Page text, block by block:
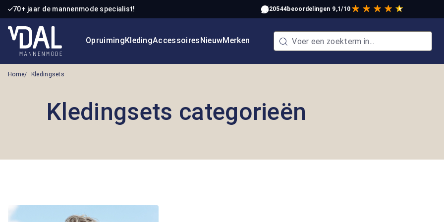
de hoofdinhoud
Ga naar de zoekopdracht
Ga naar de hoofdnavigatie
70+ jaar de mannenmode specialist! 20544beoordelingen 9,1/10
OpruimingKledingAccessoiresNieuwMerken
Home Kledingsets
Kledingsets categorieën